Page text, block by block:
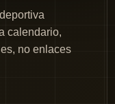
calendario,
no enlaces